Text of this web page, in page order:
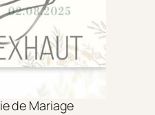
de Mariage